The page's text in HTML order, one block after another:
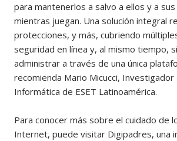
para mantenerlos a salvo a ellos y a
mientras juegan. Una solución integral
protecciones, y más, cubriendo
seguridad en línea y, al mismo tiempo,
administrar a través de una única
recomienda Mario Micucci, Investigador
Informática de ESET Latinoamérica.
Para conocer más sobre el cuidado de
Internet, puede visitar Digipadres, una